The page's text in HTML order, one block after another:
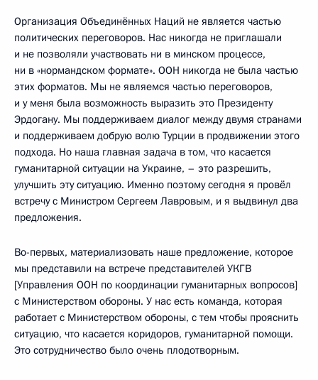
Организация Объединённых Наций не является частью
политических переговоров. Нас никогда не приглашали
и не позволяли участвовать ни в минском процессе,
ни в «нормандском формате». ООН никогда не была частью
этих форматов. Мы не являемся частью переговоров,
и у меня была возможность выразить это Президенту
Эрдогану. Мы поддерживаем диалог между двумя странами
и поддерживаем добрую волю Турции в продвижении этого
подхода. Но наша главная задача в том, что касается
гуманитарной ситуации на Украине, – это разрешить,
улучшить эту ситуацию. Именно поэтому сегодня я провёл
встречу с Министром Сергеем Лавровым, и я выдвинул два
предложения.
Во-первых, материализовать наше предложение, которое
мы представили на встрече представителей УКГВ
[Управления ООН по координации гуманитарных вопросов]
с Министерством обороны. У нас есть команда, которая
работает с Министерством обороны, с тем чтобы прояснить
ситуацию, что касается коридоров, гуманитарной помощи.
Это сотрудничество было очень плодотворным.